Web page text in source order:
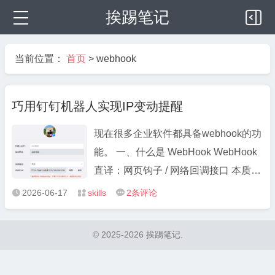
挨踢笔记
当前位置： 首页 > webhook
巧用钉钉机器人实现IP变动提醒
现在很多企业软件都具备webhook的功
能。 一、什么是 WebHook WebHook
直译：网页钩子 / 网络回调接口 本质：
一套反向推送机制，让两个系统自动实
时互通数据，不用你反复刷新、轮询查
 2026-06-17  skills  2条评论
© 2025-2026 挨踢笔记.